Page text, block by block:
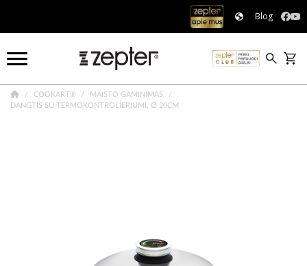
Blog
COOKART®
MAISTO GAMINIMAS
DANGTIS SU TERMOKONTROLIERIUMI, Ø 20CM